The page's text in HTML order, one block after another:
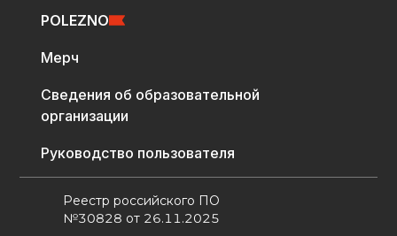
POLEZNO
Мерч
Сведения об образовательной
организации
Руководство пользователя
Реестр российского ПО
№30828 от 26.11.2025